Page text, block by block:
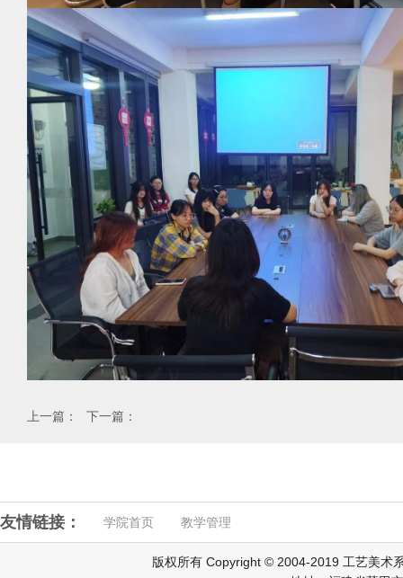
上一篇： 下一篇：
友情链接： 学院首页 教学管理
版权所有 Copyright © 2004-2019 工艺美